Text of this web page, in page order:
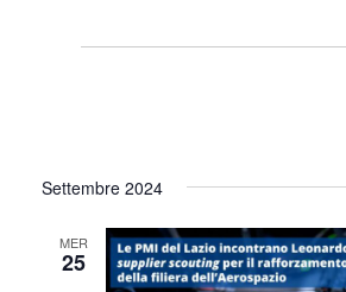
Settembre 2024
MER
25